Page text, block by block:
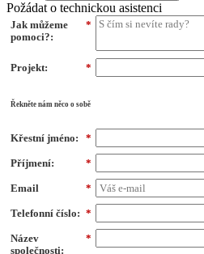
Požádat o technickou asistenci
*
Jak můžeme
pomoci?:
*
Projekt:
Řekněte nám něco o sobě
*
Křestní jméno:
*
Příjmení:
*
Email
*
Telefonní číslo:
*
Název
společnosti: